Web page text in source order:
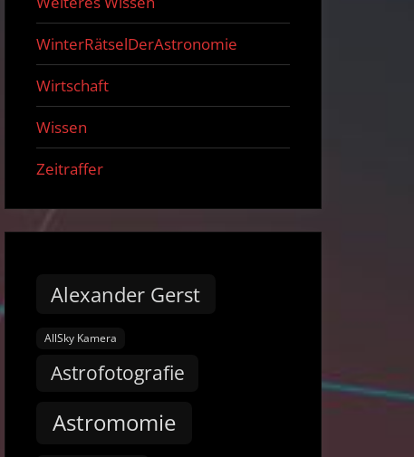
WinterRätselDerAstronomie
Wirtschaft
Wissen
Zeitraffer
Alexander Gerst
AllSky Kamera
Astrofotografie
Astromomie